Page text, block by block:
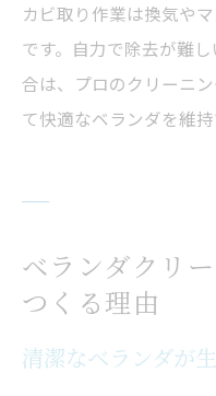
カビ取り作業は換気や
です。自力で除去が難
合は、プロのクリーニ
て快適なベランダを維持
ベランダクリ
つくる理由
清潔なベランダが